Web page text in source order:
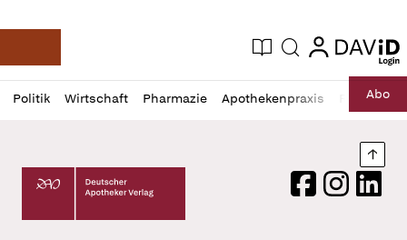
Deutsche Apotheker Zeitung
Aktuelle Ausgabe
Suche login
login
Politik Wirtschaft Pharmazie Apothekenpraxis RechtAbo
Profil
öffnen
Daz
Pur
Deutscher Apotheker Verlag Logo
FacebookInstagram